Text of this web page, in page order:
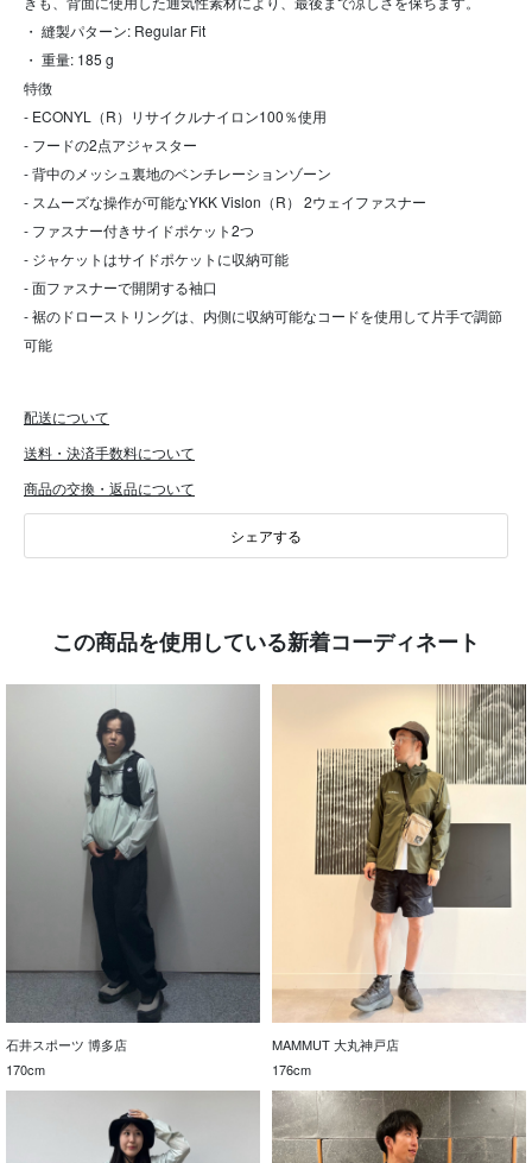
・ 縫製パターン: Regular Fit
・ 重量: 185 g
特徴
- ECONYL（R）リサイクルナイロン100％使用
- フードの2点アジャスター
- 背中のメッシュ裏地のベンチレーションゾーン
- スムーズな操作が可能なYKK Vislon（R） 2ウェイファスナー
- ファスナー付きサイドポケット2つ
- ジャケットはサイドポケットに収納可能
- 面ファスナーで開閉する袖口
- 裾のドローストリングは、内側に収納可能なコードを使用して片手で調節
可能
配送について
送料・決済手数料について
商品の交換・返品について
シェアする
この商品を使用している新着コーディネート
石井スポーツ 博多店
170cm
MAMMUT 大丸神戸店
176cm